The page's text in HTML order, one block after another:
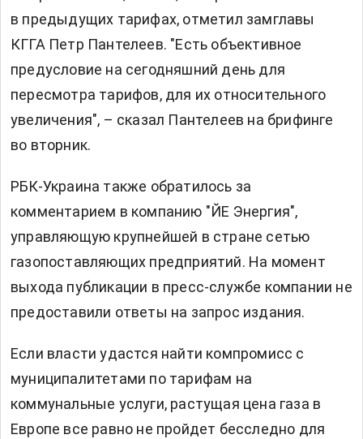
в предыдущих тарифах, отметил замглавы
КГГА Петр Пантелеев. "Есть объективное
предусловие на сегодняшний день для
пересмотра тарифов, для их относительного
увеличения", – сказал Пантелеев на брифинге
во вторник.
РБК-Украина также обратилось за
комментарием в компанию "ЙЕ Энергия",
управляющую крупнейшей в стране сетью
газопоставляющих предприятий. На момент
выхода публикации в пресс-службе компании не
предоставили ответы на запрос издания.
Если власти удастся найти компромисс с
муниципалитетами по тарифам на
коммунальные услуги, растущая цена газа в
Европе все равно не пройдет бесследно для